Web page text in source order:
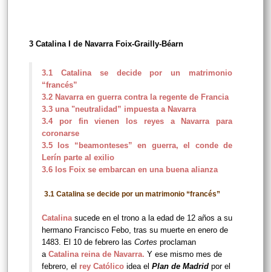
3 Catalina I de Navarra Foix-Grailly-Béarn
3.1 Catalina se decide por un matrimonio
“francés”
3.2 Navarra en guerra contra la regente de Francia
3.3 una "neutralidad” impuesta a Navarra
3.4 por fin vienen los reyes a Navarra para
coronarse
3.5 los “beamonteses” en guerra, el conde de
Lerín parte al exilio
3.6 los Foix se embarcan en una buena alianza
3.1 Catalina se decide por un matrimonio “francés”
Catalina sucede en el trono a la edad de 12 años a su
hermano Francisco Febo, tras su muerte en enero de
1483. El 10 de febrero las Cortes proclaman
a Catalina reina de Navarra. Y ese mismo mes de
febrero, el rey Católico idea el Plan de Madrid por el